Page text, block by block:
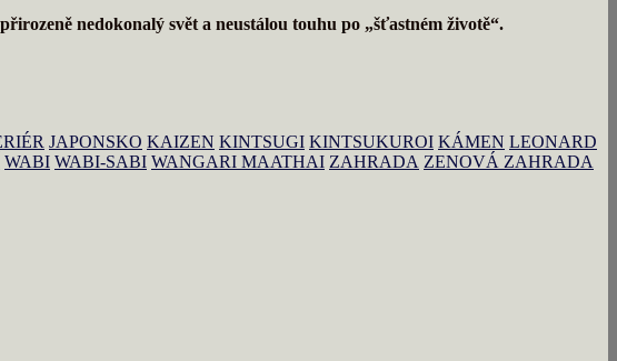
nedokonalý svět a neustálou touhu po „šťastném životě“.
JAPONSKO KAIZEN KINTSUGI KINTSUKUROI KÁMEN LEONARD
WABI WABI-SABI WANGARI MAATHAI ZAHRADA ZENOVÁ ZAHRADA